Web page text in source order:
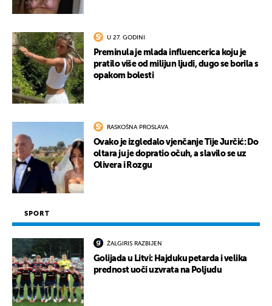
U 27. GODINI
Preminula je mlada influencerica koju je
pratilo više od milijun ljudi, dugo se borila s
opakom bolesti
RASKOŠNA PROSLAVA
Ovako je izgledalo vjenčanje Tije Jurčić: Do
oltara ju je dopratio očuh, a slavilo se uz
Olivera i Rozgu
SPORT
ŽALGIRIS RAZBIJEN
Golijada u Litvi: Hajduku petarda i velika
prednost uoči uzvrata na Poljudu